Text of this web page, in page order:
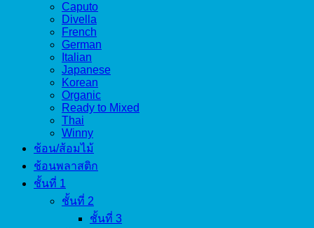
Caputo
Divella
French
German
Italian
Japanese
Korean
Organic
Ready to Mixed
Thai
Winny
ช้อน/ส้อมไม้
ช้อนพลาสติก
ชั้นที่ 1
ชั้นที่ 2
ชั้นที่ 3